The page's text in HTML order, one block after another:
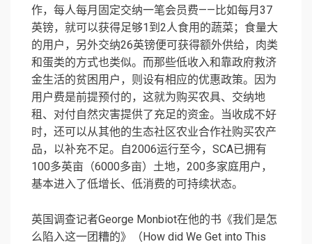
作，每人每月固定交纳一笔会员费——比如每月37
英镑，就可以获得足够1到2人食用的蔬菜；食量大
的用户，另外交纳26英镑便可获得额外供给，肉类
和蛋类的方式也类似。而那些低收入和靠政府救济
金生活的贫困用户，则设有相应的优惠政策。因为
用户费是前提预付的，这就为购买农具、交纳地
租、对付自然灾害提供了充足的资金。当收成不好
时，还可以从其他的生态社区农业合作社购买农产
品，以补充不足。自2006运行至今，SCA已拥有
100多英亩（6000多亩）土地，200多家庭用户，
基本进入了低增长、低消费的可持续状态。
英国调查记者George Monbiot在他的书《我们是怎
么陷入这一团糟的》（How did We Get into This